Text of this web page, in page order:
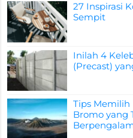
27 Inspirasi
Sempit
Inilah 4
(Precast)
Tips Memilih
Bromo yang